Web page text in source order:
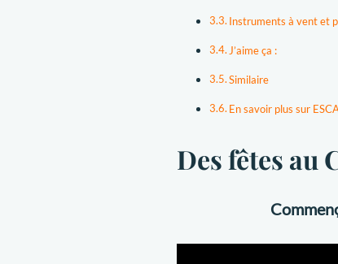
Instruments à vent et
J’aime ça :
Similaire
En savoir plus sur
Des fêtes au